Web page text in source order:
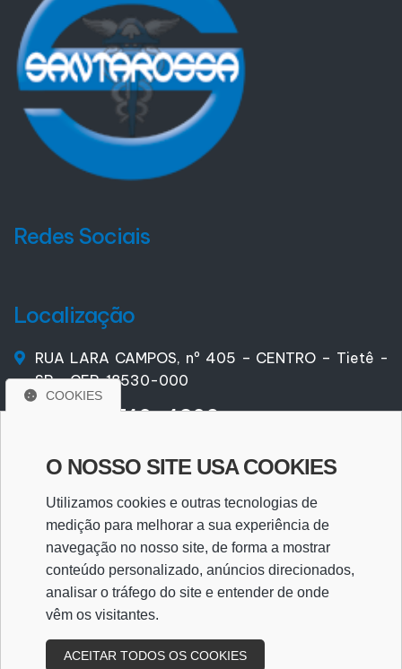
Redes Sociais
Localização
RUA LARA CAMPOS, nº 405 – CENTRO – Tietê -
SP – CEP. 18530-000
(15) 9 9740-4309
(15) 9 9740-4309
santarossa@santarossa.com.br
WhatsApp
WHATSAPP
COOKIES
O NOSSO SITE USA COOKIES
Utilizamos cookies e outras tecnologias de
medição para melhorar a sua experiência de
navegação no nosso site, de forma a mostrar
conteúdo personalizado, anúncios direcionados,
analisar o tráfego do site e entender de onde
vêm os visitantes.
ACEITAR TODOS OS COOKIES